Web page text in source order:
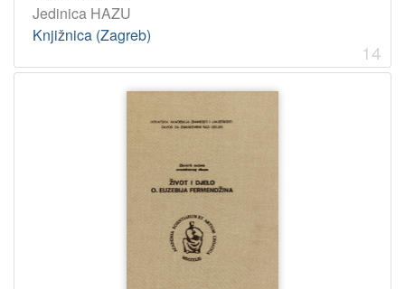
Jedinica HAZU
Knjižnica (Zagreb)
14